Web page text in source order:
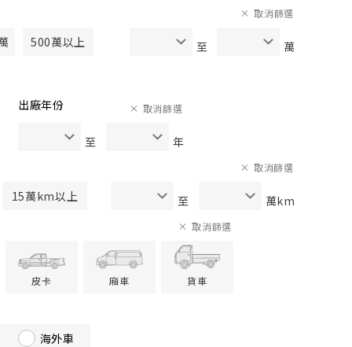
500萬以上 至 萬
取消篩選
出廠年份
至 年
取消篩選
15萬km以上 至 萬km
取消篩選
皮卡 廂車 貨車
取消篩選
海外車